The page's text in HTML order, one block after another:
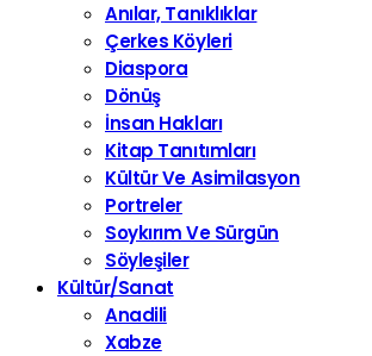
Anılar, Tanıklıklar
Çerkes Köyleri
Diaspora
Dönüş
İnsan Hakları
Kitap Tanıtımları
Kültür Ve Asimilasyon
Portreler
Soykırım Ve Sürgün
Söyleşiler
Kültür/Sanat
Anadili
Xabze